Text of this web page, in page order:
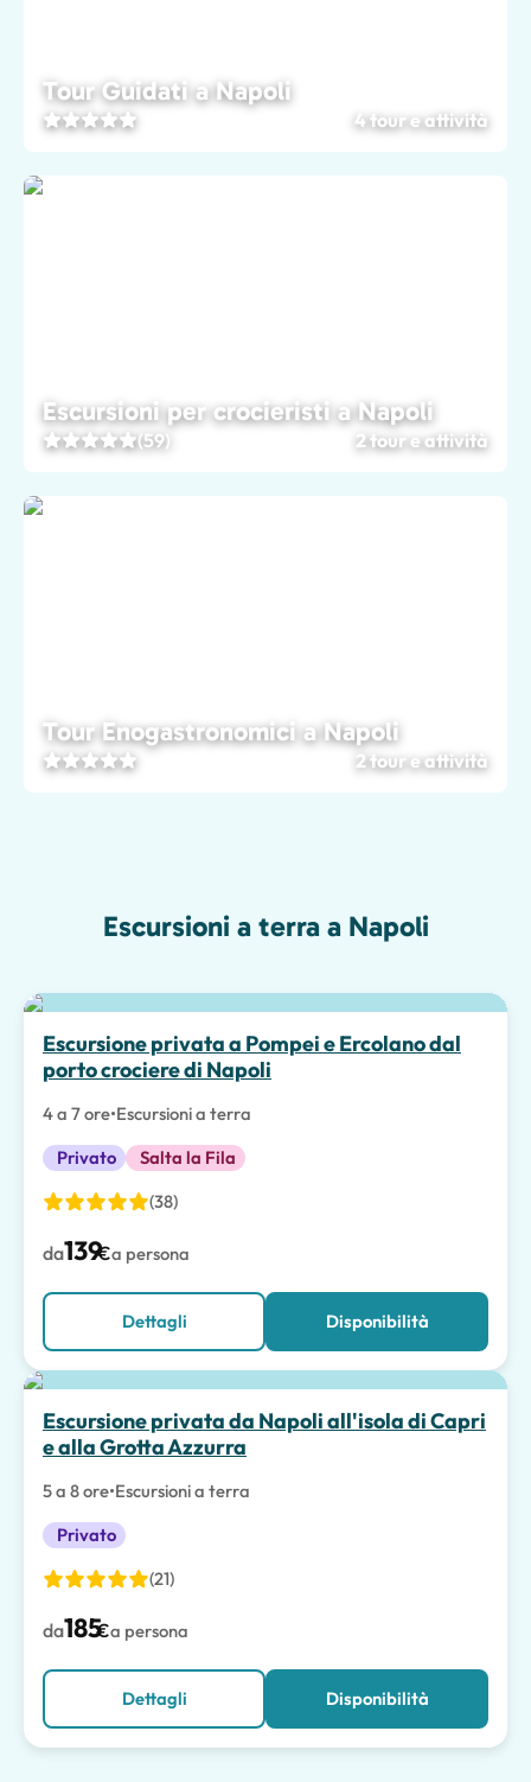
Tour Guidati a Napoli
4 tour e attività
Escursioni per crocieristi a Napoli
(59) 2 tour e attività
Tour Enogastronomici a Napoli
2 tour e attività
Escursioni a terra a Napoli
Escursione privata a Pompei e Ercolano dal
porto crociere di Napoli
4 a 7 ore•Escursioni a terra
Privato
Salta la Fila
(38)
da139€a persona
Dettagli Disponibilità
Escursione privata da Napoli all'isola di Capri
e alla Grotta Azzurra
5 a 8 ore•Escursioni a terra
Privato
(21)
da185€a persona
Dettagli Disponibilità